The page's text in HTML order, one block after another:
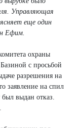
Управляющая
еще один
Ефим.
охраны
с просьбой
разрешения на
заявление на спил
выдан отказ.